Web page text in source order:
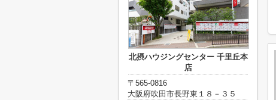
北摂ハウジングセンター 千里丘本
店
〒565-0816
大阪府吹田市長野東１８－３５